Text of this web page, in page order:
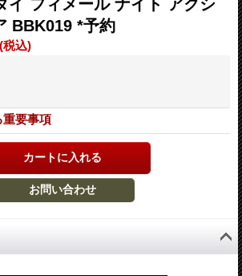
イ フィメール ナイト アクシ
BBK019 *予約
(税込)
重要事項